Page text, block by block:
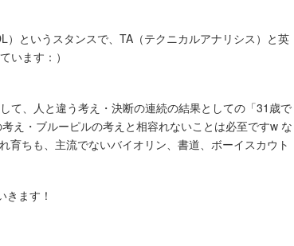
というスタンスで、TA（テクニカルアナリシス）と英
います：）
て、人と違う考え・決断の連続の結果としての「31歳で
え・ブルーピルの考えと相容れないことは必至ですw な
ちも、主流でないバイオリン、書道、ボーイスカウト
ます！